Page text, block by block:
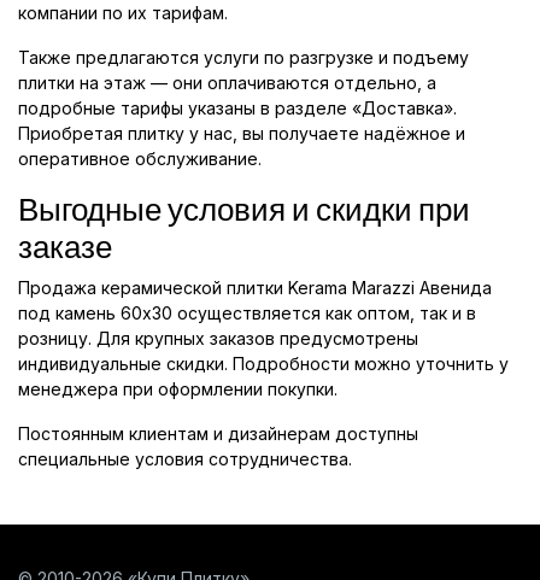
компании по их тарифам.
Также предлагаются услуги по разгрузке и подъему
плитки на этаж — они оплачиваются отдельно, а
подробные тарифы указаны в разделе «Доставка».
Приобретая плитку у нас, вы получаете надёжное и
оперативное обслуживание.
Выгодные условия и скидки при
заказе
Продажа керамической плитки Kerama Marazzi Авенида
под камень 60x30 осуществляется как оптом, так и в
розницу. Для крупных заказов предусмотрены
индивидуальные скидки. Подробности можно уточнить у
менеджера при оформлении покупки.
Постоянным клиентам и дизайнерам доступны
специальные условия сотрудничества.